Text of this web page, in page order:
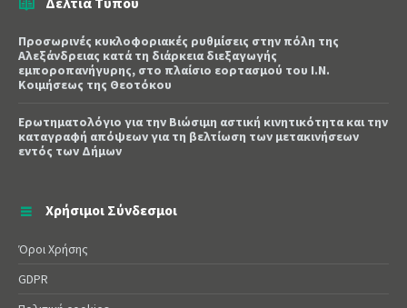
Προσωρινές κυκλοφοριακές ρυθμίσεις στην πόλη της
Αλεξάνδρειας κατά τη διάρκεια διεξαγωγής
εμποροπανήγυρης, στο πλαίσιο εορτασμού του Ι.Ν.
Κοιμήσεως της Θεοτόκου
Ερωτηματολόγιο για την Βιώσιμη αστική κινητικότητα και την
καταγραφή απόψεων για τη βελτίωση των μετακινήσεων
εντός των Δήμων
Χρήσιμοι Σύνδεσμοι
Όροι Χρήσης
GDPR